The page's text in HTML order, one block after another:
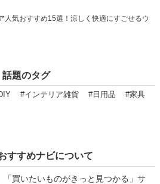
人気おすすめ15選！涼しく快適にすごせるウ
話題のタグ
#インテリア雑貨 #日用品
#家具
すすめナビについて
「買いたいものがきっと見つかる」サ